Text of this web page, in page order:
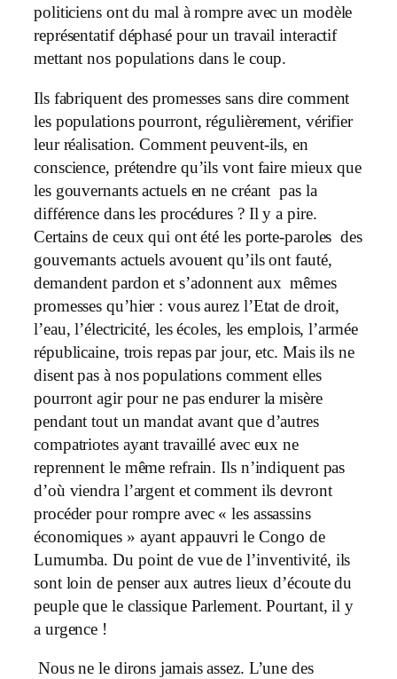
politiciens ont du mal à rompre avec un modèle
représentatif déphasé pour un travail interactif
mettant nos populations dans le coup.
Ils fabriquent des promesses sans dire comment
les populations pourront, régulièrement, vérifier
leur réalisation. Comment peuvent-ils, en
conscience, prétendre qu’ils vont faire mieux que
les gouvernants actuels en ne créant pas la
différence dans les procédures ? Il y a pire.
Certains de ceux qui ont été les porte-paroles des
gouvernants actuels avouent qu’ils ont fauté,
demandent pardon et s’adonnent aux mêmes
promesses qu’hier : vous aurez l’Etat de droit,
l’eau, l’électricité, les écoles, les emplois, l’armée
républicaine, trois repas par jour, etc. Mais ils ne
disent pas à nos populations comment elles
pourront agir pour ne pas endurer la misère
pendant tout un mandat avant que d’autres
compatriotes ayant travaillé avec eux ne
reprennent le même refrain. Ils n’indiquent pas
d’où viendra l’argent et comment ils devront
procéder pour rompre avec « les assassins
économiques » ayant appauvri le Congo de
Lumumba. Du point de vue de l’inventivité, ils
sont loin de penser aux autres lieux d’écoute du
peuple que le classique Parlement. Pourtant, il y
a urgence !
Nous ne le dirons jamais assez. L’une des